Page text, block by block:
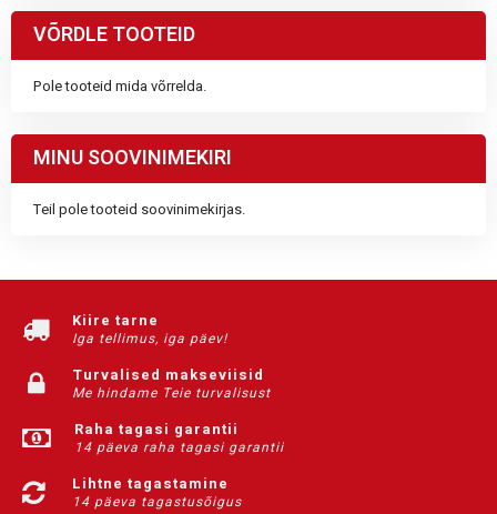
VÕRDLE TOOTEID
Pole tooteid mida võrrelda.
MINU SOOVINIMEKIRI
Teil pole tooteid soovinimekirjas.
Kiire tarne
Iga tellimus, iga päev!
Turvalised makseviisid
Me hindame Teie turvalisust
Raha tagasi garantii
14 päeva raha tagasi garantii
Lihtne tagastamine
14 päeva tagastusõigus